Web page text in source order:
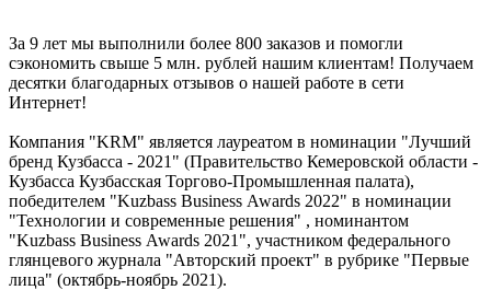
За 9 лет мы выполнили более 800 заказов и помогли
сэкономить свыше 5 млн. рублей нашим клиентам! Получаем
десятки благодарных отзывов о нашей работе в сети
Интернет!
Компания "KRM" является лауреатом в номинации "Лучший
бренд Кузбасса - 2021" (Правительство Кемеровской области -
Кузбасса Кузбасская Торгово-Промышленная палата),
победителем "Kuzbass Business Awards 2022" в номинации
"Технологии и современные решения" , номинантом
"Kuzbass Business Awards 2021", участником федерального
глянцевого журнала "Авторский проект" в рубрике "Первые
лица" (октябрь-ноябрь 2021).